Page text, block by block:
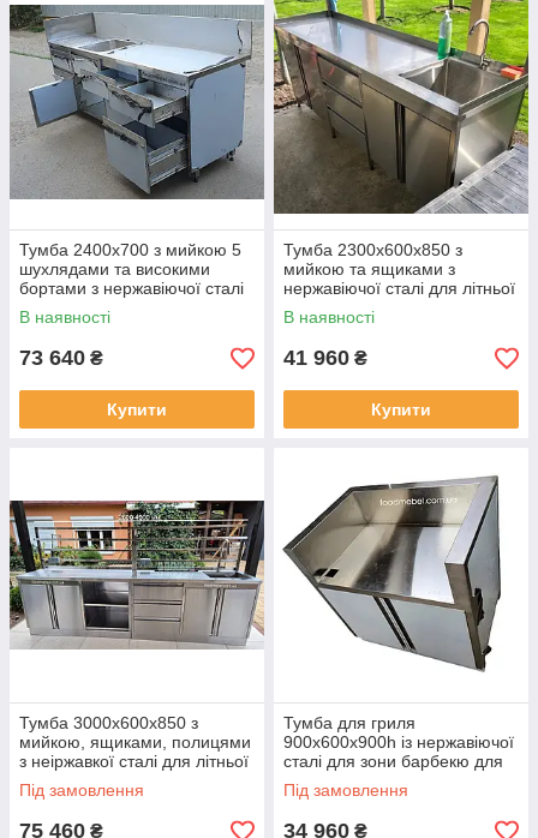
Тумба 2400х700 з мийкою 5
шухлядами та високими
бортами з нержавіючої сталі
для літньої кухні та тераси
В наявності
73 640 ₴
Купити
Тумба 2300х600х850 з
мийкою та ящиками з
нержавіючої сталі для літньої
кухні та зони барбекю
В наявності
41 960 ₴
Купити
Тумба 3000х600х850 з
мийкою, ящиками, полицями
з неіржавкої сталі для літньої
кухні та зони барбекю
Під замовлення
75 460 ₴
Тумба для гриля
900х600х900h із нержавіючої
сталі для зони барбекю для
літньої кухні та зони барбекю
Під замовлення
34 960 ₴